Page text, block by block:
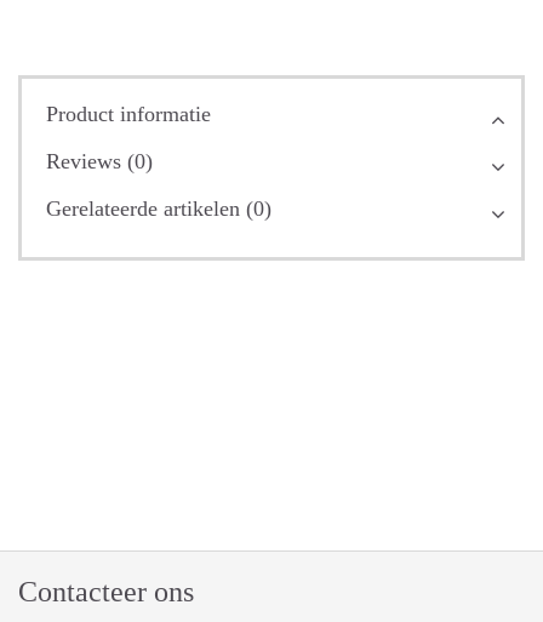
Product informatie
Reviews (0)
Gerelateerde artikelen (0)
Contacteer ons